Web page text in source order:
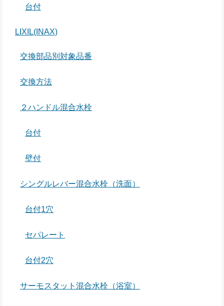
台付
LIXIL(INAX)
交換部品別対象品番
交換方法
２ハンドル混合水栓
台付
壁付
シングルレバー混合水栓（洗面）
台付1穴
セパレート
台付2穴
サーモスタット混合水栓（浴室）